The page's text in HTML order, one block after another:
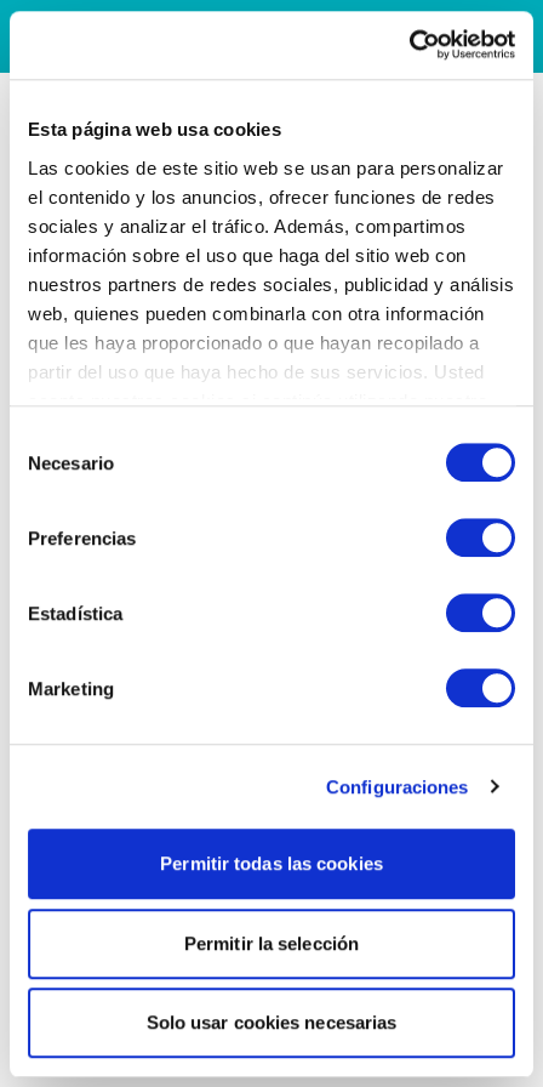
Esta página web usa cookies
Las cookies de este sitio web se usan para personalizar
el contenido y los anuncios, ofrecer funciones de redes
sociales y analizar el tráfico. Además, compartimos
información sobre el uso que haga del sitio web con
nuestros partners de redes sociales, publicidad y análisis
web, quienes pueden combinarla con otra información
que les haya proporcionado o que hayan recopilado a
partir del uso que haya hecho de sus servicios. Usted
Necesario
Preferencias
Estadística
Marketing
Configuraciones
Permitir todas las cookies
Permitir la selección
Solo usar cookies necesarias